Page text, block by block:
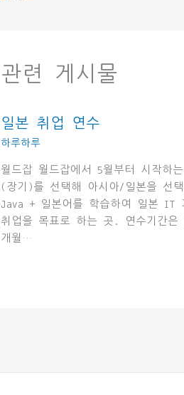
관련 게시물
일본 취업 연수
하루하루
월드잡 월드잡에서 5월부터 시작하
(장기)를 선택해 아시아/일본을 선
Java + 일본어를 학습하여 일본 IT
취업을 목표로 하는 곳. 연수기간은
개월…